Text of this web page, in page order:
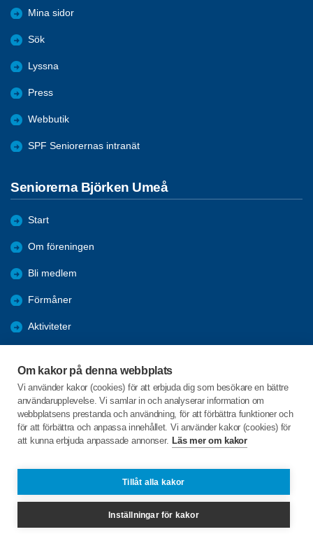
Om kakor på denna webbplats
Vi använder kakor (cookies) för att erbjuda dig som besökare en bättre
användarupplevelse. Vi samlar in och analyserar information om
webbplatsens prestanda och användning, för att förbättra funktioner och
för att förbättra och anpassa innehållet. Vi använder kakor (cookies) för
att kunna erbjuda anpassade annonser. Läs mer om kakor
Tillåt alla kakor
Inställningar för kakor
Mina sidor
Sök
Lyssna
Press
Webbutik
SPF Seniorernas intranät
Seniorerna Björken Umeå
Start
Om föreningen
Bli medlem
Förmåner
Aktiviteter
Utbildning
Länkar
C/o:Christer Lindgren
spfbjorkenume@gmail.com